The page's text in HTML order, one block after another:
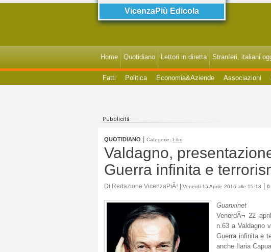
VicenzaPiù Edicola
Home Quotidiano Lettori in diretta StranIeri, italiani
Fatti Politica Economia&Aziende Associazioni
QUOTIDIANO Categorie: Libri
Valdagno,
Guerra infinita e
Di Redazione VicenzaPiÃ¹ | Venerdi 15 Aprile 2016 alle 15:13 0
Guanxinet
VenerdÃ¬ 22
n.63 a Valdagno
Guerra infinita e
anche Ilaria